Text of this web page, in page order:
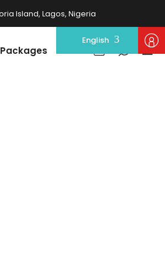
Island, Lagos, Nigeria
English